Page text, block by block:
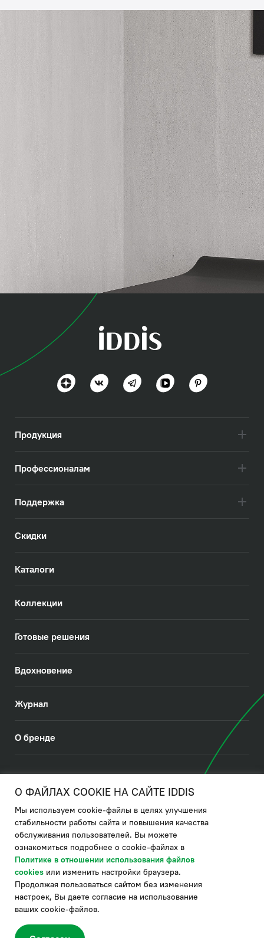
коллекция
Аксес (Axes)
Продукция
Профессионалам
Поддержка
Скидки
Каталоги
Коллекции
Готовые решения
Вдохновение
Журнал
О бренде
Политика в отношении использования файлов cookies
Политика обработки ПДн
Политика в области управления цепочкой поставки
по системе "НСЛС"
Производитель оставляет за собой право в любой момент
вносить изменения в комплектацию, дизайн и характеристики
товара, не ухудшающие его качество.
О ФАЙЛАХ COOKIE НА САЙТЕ IDDIS
Мы используем cookie-файлы в целях улучшения
стабильности работы сайта и повышения качества
обслуживания пользователей. Вы можете
ознакомиться подробнее о cookie-файлах в
Политике в отношении использования файлов
cookies или изменить настройки браузера.
Продолжая пользоваться сайтом без изменения
настроек, Вы даете согласие на использование
ваших cookie-файлов.